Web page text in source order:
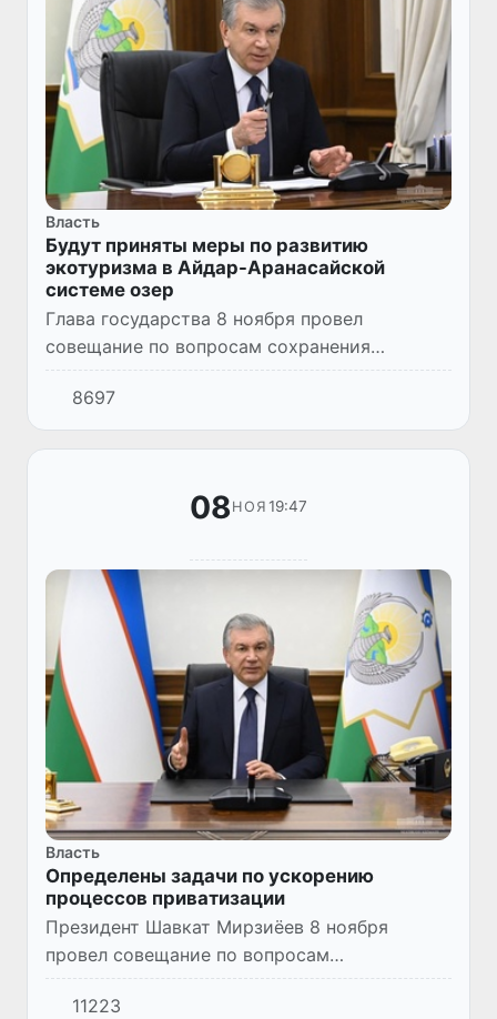
Власть
Будут приняты меры по развитию
экотуризма в Айдар-Аранасайской
системе озер
Глава государства 8 ноября провел
совещание по вопросам сохранения
экологической стабильности и развития
экотуризма в Айдар-Арнасайской системе
озер.
8697
08НОЯ 19:47
Власть
Определены задачи по ускорению
процессов приватизации
Президент Шавкат Мирзиёев 8 ноября
провел совещание по вопросам
приватизации государственных объектов.
11223